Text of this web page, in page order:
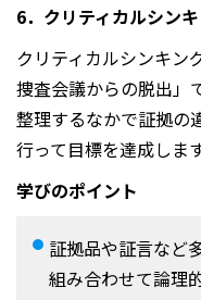
6．クリティカルシン
クリティカルシンキン
捜査会議からの脱出」
整理するなかで証拠の
行って目標を達成します
学びのポイント
証拠品や証言など
組み合わせて論理